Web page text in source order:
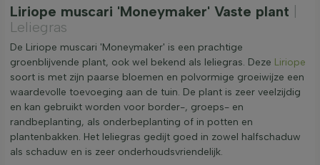
Liriope muscari 'Moneymaker' Vaste plant
Leliegras
De Liriope muscari 'Moneymaker' is een prachtige
groenblijvende plant, ook wel bekend als leliegras. Deze Liriope
soort is met zijn paarse bloemen en polvormige groeiwijze een
waardevolle toevoeging aan de tuin. De plant is zeer veelzijdig
en kan gebruikt worden voor border-, groeps- en
randbeplanting, als onderbeplanting of in potten en
plantenbakken. Het leliegras gedijt goed in zowel halfschaduw
als schaduw en is zeer onderhoudsvriendelijk.